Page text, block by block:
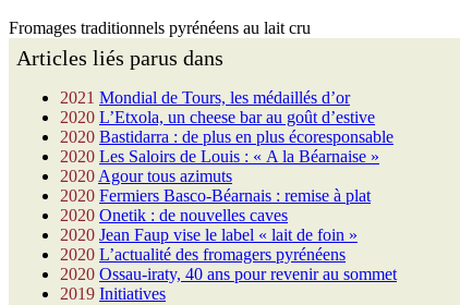
Fromages traditionnels pyrénéens au lait cru
Articles liés parus dans
2021 Mondial de Tours, les médaillés d’or
2020 L’Etxola, un cheese bar au goût d’estive
2020 Bastidarra : de plus en plus écoresponsable
2020 Les Saloirs de Louis : « A la Béarnaise »
2020Agour tous azimuts
2020 Fermiers Basco-Béarnais : remise à plat
2020 Onetik : de nouvelles caves
2020 Jean Faup vise le label « lait de foin »
2020 L’actualité des fromagers pyrénéens
2020 Ossau-iraty, 40 ans pour revenir au sommet
2019 Initiatives